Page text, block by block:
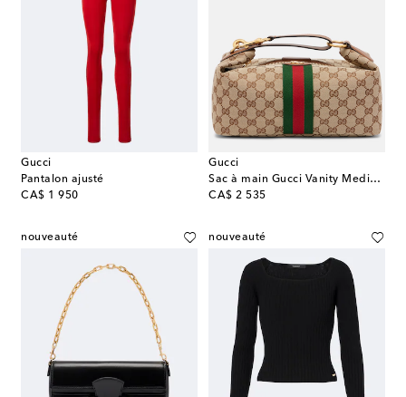
Gucci
Pantalon ajusté
CA$ 1 950
original price
Gucci
Sac à main Gucci Vanity Medium en toile GG
CA$ 2 535
original price
nouveauté nouveauté